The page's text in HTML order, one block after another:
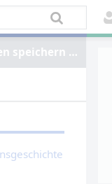
speichern …